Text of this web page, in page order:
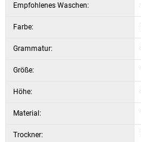
Empfohlenes Waschen:
Farbe:
Grammatur:
Größe:
Höhe:
Material:
Trockner: